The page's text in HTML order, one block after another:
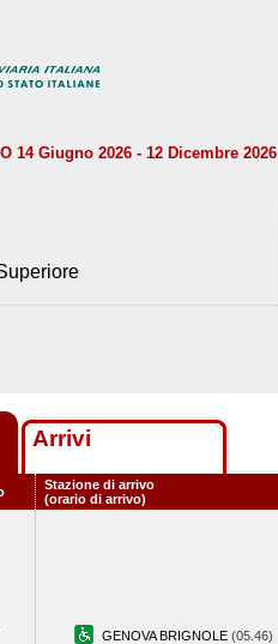
14 Giugno 2026 - 12 Dicembre 2026
Arrivi
Stazione di arrivo
(orario di arrivo)
GENOVA BRIGNOLE (05.46)